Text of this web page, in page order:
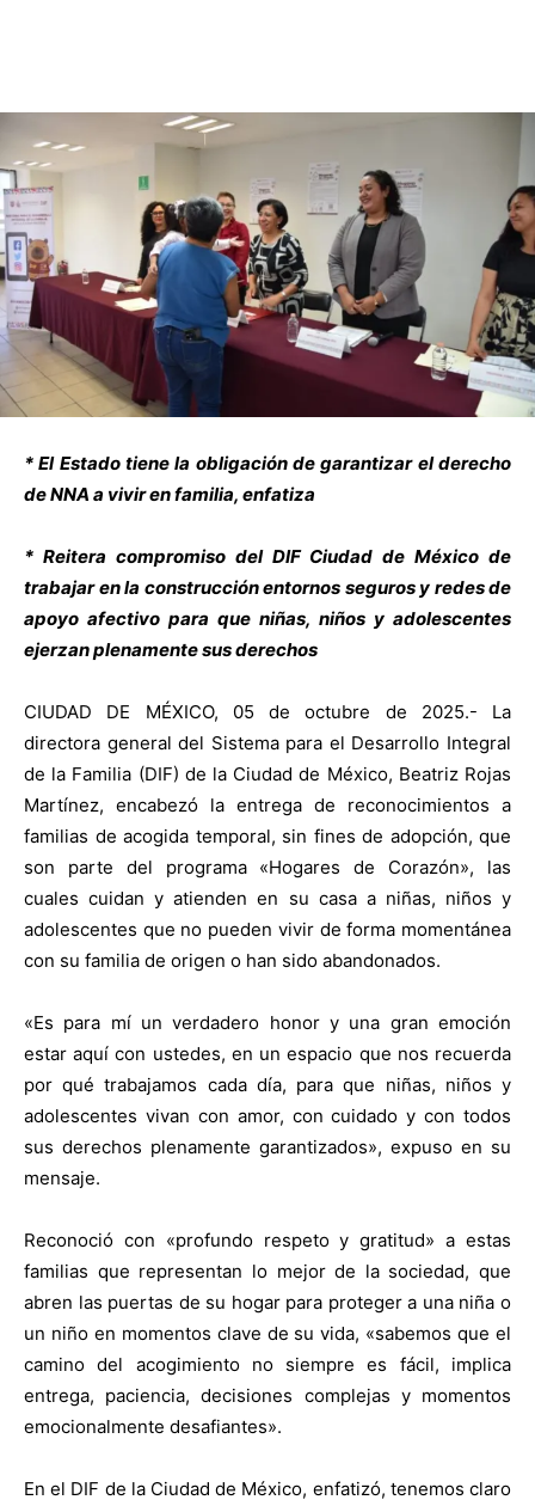
* El Estado tiene la obligación de garantizar el derecho
de NNA a vivir en familia, enfatiza
* Reitera compromiso del DIF Ciudad de México de
trabajar en la construcción entornos seguros y redes de
apoyo afectivo para que niñas, niños y adolescentes
ejerzan plenamente sus derechos
CIUDAD DE MÉXICO, 05 de octubre de 2025.- La
directora general del Sistema para el Desarrollo Integral
de la Familia (DIF) de la Ciudad de México, Beatriz Rojas
Martínez, encabezó la entrega de reconocimientos a
familias de acogida temporal, sin fines de adopción, que
son parte del programa «Hogares de Corazón», las
cuales cuidan y atienden en su casa a niñas, niños y
adolescentes que no pueden vivir de forma momentánea
con su familia de origen o han sido abandonados.
«Es para mí un verdadero honor y una gran emoción
estar aquí con ustedes, en un espacio que nos recuerda
por qué trabajamos cada día, para que niñas, niños y
adolescentes vivan con amor, con cuidado y con todos
sus derechos plenamente garantizados», expuso en su
mensaje.
Reconoció con «profundo respeto y gratitud» a estas
familias que representan lo mejor de la sociedad, que
abren las puertas de su hogar para proteger a una niña o
un niño en momentos clave de su vida, «sabemos que el
camino del acogimiento no siempre es fácil, implica
entrega, paciencia, decisiones complejas y momentos
emocionalmente desafiantes».
En el DIF de la Ciudad de México, enfatizó, tenemos claro